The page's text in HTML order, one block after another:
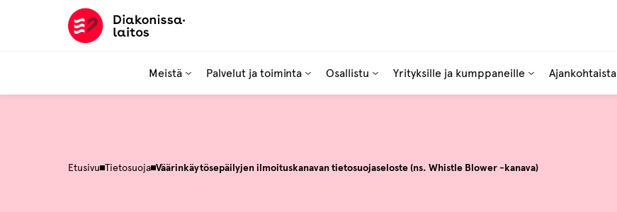
Meistä Palvelut ja toiminta Osallistu Yrityksille ja kumppaneille Ajankohtaista
Etusivu Tietosuoja Väärinkäytösepäilyjen ilmoituskanavan tietosuojaseloste (ns. Whistle Blower -kanava)